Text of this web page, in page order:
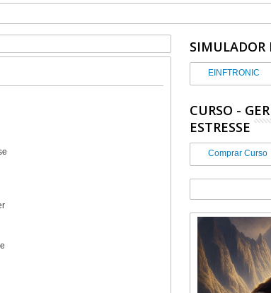
SIMULADOR
EINFTRONIC
CURSO -
ESTRESSE
Comprar Curso